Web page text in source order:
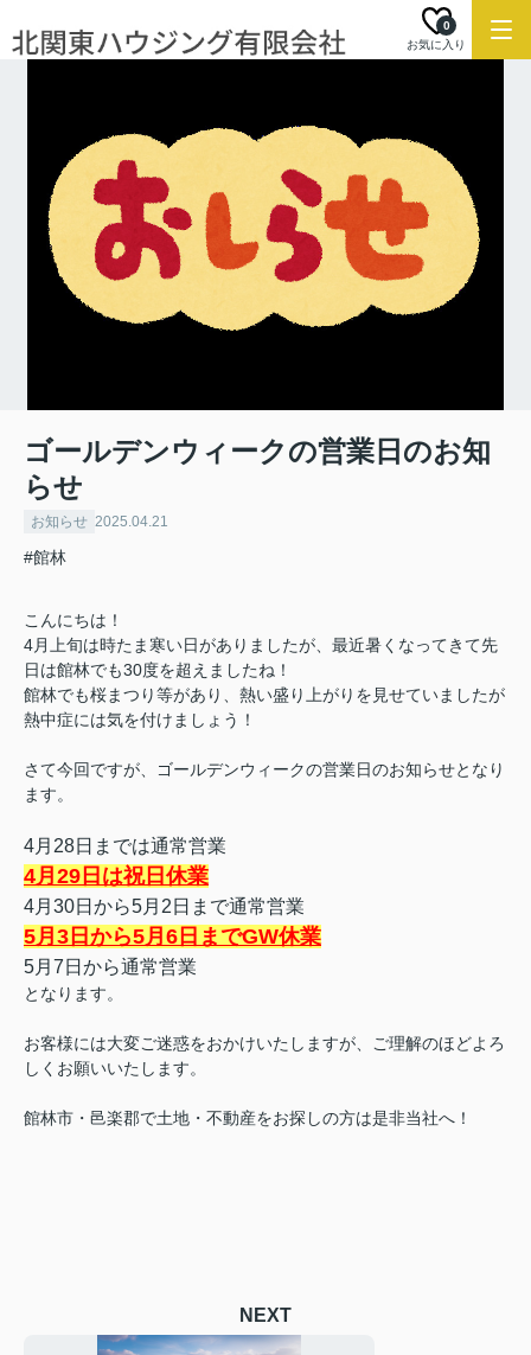
お気に入り
0
ゴールデンウィークの営業日のお知
らせ
お知らせ 2025.04.21
#館林
こんにちは！
4月上旬は時たま寒い日がありましたが、最近暑くなってきて先
日は館林でも30度を超えましたね！
館林でも桜まつり等があり、熱い盛り上がりを見せていましたが
熱中症には気を付けましょう！
さて今回ですが、ゴールデンウィークの営業日のお知らせとなり
ます。
4月28日までは通常営業
4月29日は祝日休業
4月30日から5月2日まで通常営業
5月3日から5月6日までGW休業
5月7日から通常営業
となります。
お客様には大変ご迷惑をおかけいたしますが、ご理解のほどよろ
しくお願いいたします。
館林市・邑楽郡で土地・不動産をお探しの方は是非当社へ！
NEXT